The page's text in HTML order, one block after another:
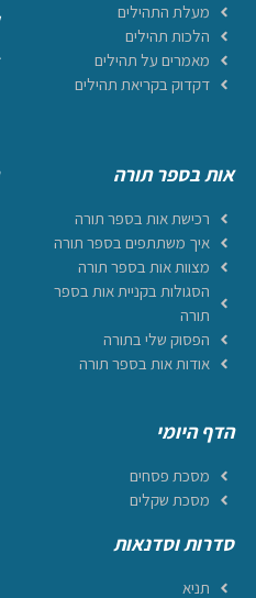
מעלת התהילים
הלכות תהילים
מאמרים על תהילים
דקדוק בקריאת תהילים
אות בספר תורה
רכישת אות בספר תורה
איך משתתפים בספר תורה
מצוות אות בספר תורה
הסגולות בקניית אות בספר
תורה
הפסוק שלי בתורה
אודות אות בספר תורה
הדף היומי
מסכת פסחים
מסכת שקלים
סדרות וסדנאות
תניא